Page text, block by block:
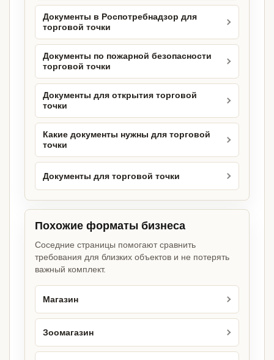
Документы в Роспотребнадзор для
торговой точки
Документы по пожарной безопасности
торговой точки
Документы для открытия торговой
точки
Какие документы нужны для торговой
точки
Документы для торговой точки
Похожие форматы бизнеса
Соседние страницы помогают сравнить
требования для близких объектов и не потерять
важный комплект.
Магазин
Зоомагазин